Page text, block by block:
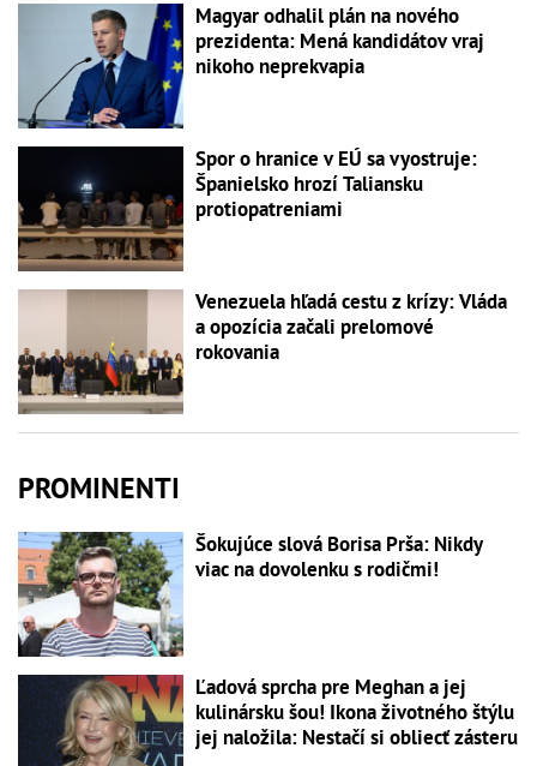
Magyar odhalil plán na nového
prezidenta: Mená kandidátov vraj
nikoho neprekvapia
Spor o hranice v EÚ sa vyostruje:
Španielsko hrozí Taliansku
protiopatreniami
Venezuela hľadá cestu z krízy: Vláda
a opozícia začali prelomové
rokovania
PROMINENTI
Šokujúce slová Borisa Prša: Nikdy
viac na dovolenku s rodičmi!
Ľadová sprcha pre Meghan a jej
kulinársku šou! Ikona životného štýlu
jej naložila: Nestačí si obliecť zásteru